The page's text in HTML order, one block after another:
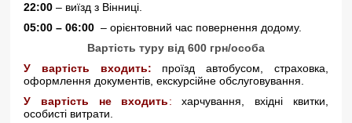
22:00 – виїзд з Вінниці.
05:00 – 06:00 – орієнтовний час повернення додому.
Вартість туру від 600 грн/особа
У вартість входить:
проїзд автобусом, страховка,
оформлення документів, екскурсійне обслуговування.
У вартість не входить: харчування, вхідні квитки,
особисті витрати.